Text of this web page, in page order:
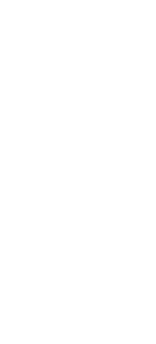
wir für jedes
Komponente im
Denn nur die
führt dazu,
Produkt
dieses
des